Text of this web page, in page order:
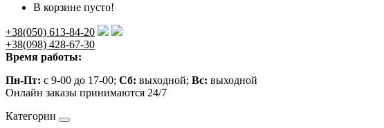
В корзине пусто!
+38(050) 613-84-20
+38(098) 428-67-30
Время работы:
Пн-Пт: с 9-00 до 17-00; Сб: выходной; Вс: выходной
Онлайн заказы принимаются 24/7
Категории